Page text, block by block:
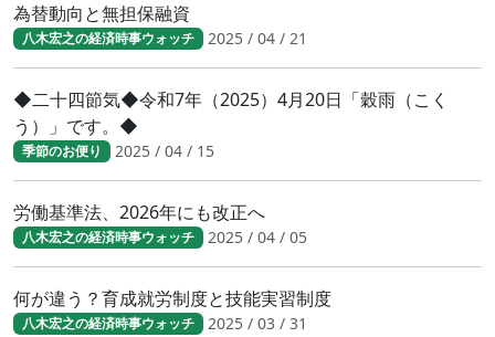
為替動向と無担保融資
八木宏之の経済時事ウォッチ 2025 / 04 / 21
◆二十四節気◆令和7年（2025）4月20日「穀雨（こく
う）」です。◆
季節のお便り 2025 / 04 / 15
労働基準法、2026年にも改正へ
八木宏之の経済時事ウォッチ 2025 / 04 / 05
何が違う？育成就労制度と技能実習制度
八木宏之の経済時事ウォッチ 2025 / 03 / 31